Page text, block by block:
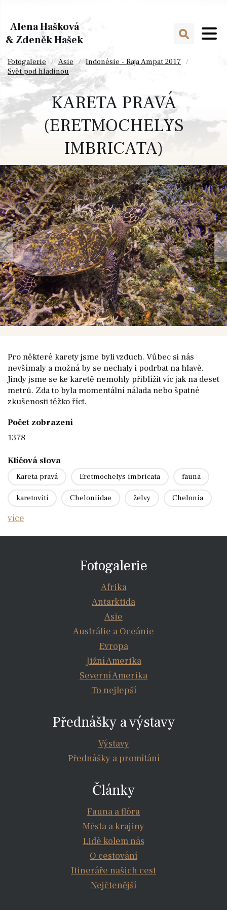
Alena Hašková
& Zdeněk Hašek
Fotogalerie Asie
Indonésie - Raja Ampat 2017
Svět pod hladinou
KARETA PRAVÁ
(ERETMOCHELYS
IMBRICATA)
Pro některé karety jsme byli vzduch. Vůbec si nás
nevšímaly a možná by se nechaly i podrbat na hlavě.
Jindy jsme se ke karetě nemohly přiblížit víc jak na deset
metrů. Zda to byla momentální nálada nebo špatné
zkušenosti těžko říct.
Počet zobrazení
1378
Klíčová slova
Kareta pravá Eretmochelys imbricata fauna
karetovití Cheloniidae želvy Chelonia
více
Fotogalerie
Afrika
Antarktida
Asie
Austrálie a Oceánie
Evropa
Jižní Amerika
Severní Amerika
To nejlepší
Přednášky a výstavy
Výstavy
Přednášky a promítání
Články
Fauna a flóra
Města a krajiny
Lidé kolem nás
O cestování
Itineráře našich cest
Nejčtenější